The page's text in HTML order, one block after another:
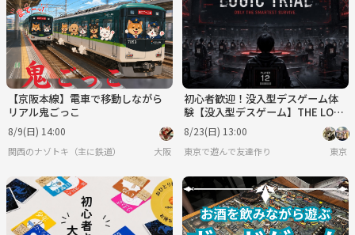
【京阪本線】電車で移動しながら
リアル鬼ごっこ
8/9(日) 14:00
関西のナゾトキ（主に鉄道） 大阪
初心者歓迎！没入型デスゲーム体
験【没入型デスゲーム】THE LOGI
C TRIAL ～知略で生き残れ～
8/23(日) 13:00
東京で遊んで友達作り 東京